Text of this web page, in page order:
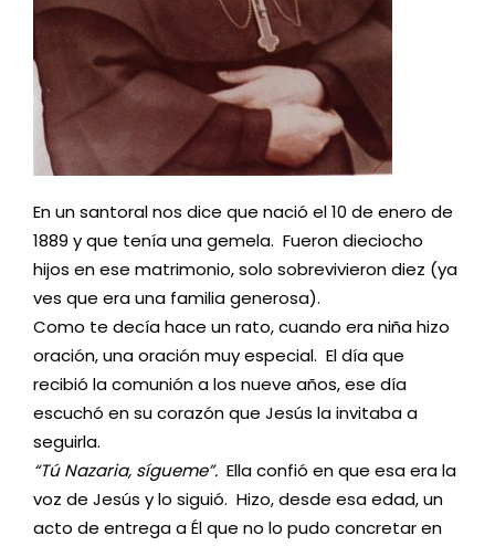
En un santoral nos dice que nació el 10 de enero de
1889 y que tenía una gemela. Fueron dieciocho
hijos en ese matrimonio, solo sobrevivieron diez (ya
ves que era una familia generosa).
Como te decía hace un rato, cuando era niña hizo
oración, una oración muy especial. El día que
recibió la comunión a los nueve años, ese día
escuchó en su corazón que Jesús la invitaba a
seguirla.
“Tú Nazaria, sígueme”. Ella confió en que esa era la
voz de Jesús y lo siguió. Hizo, desde esa edad, un
acto de entrega a Él que no lo pudo concretar en